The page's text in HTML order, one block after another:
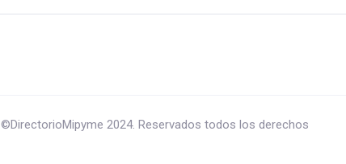
©DirectorioMipyme 2024. Reservados todos los derechos